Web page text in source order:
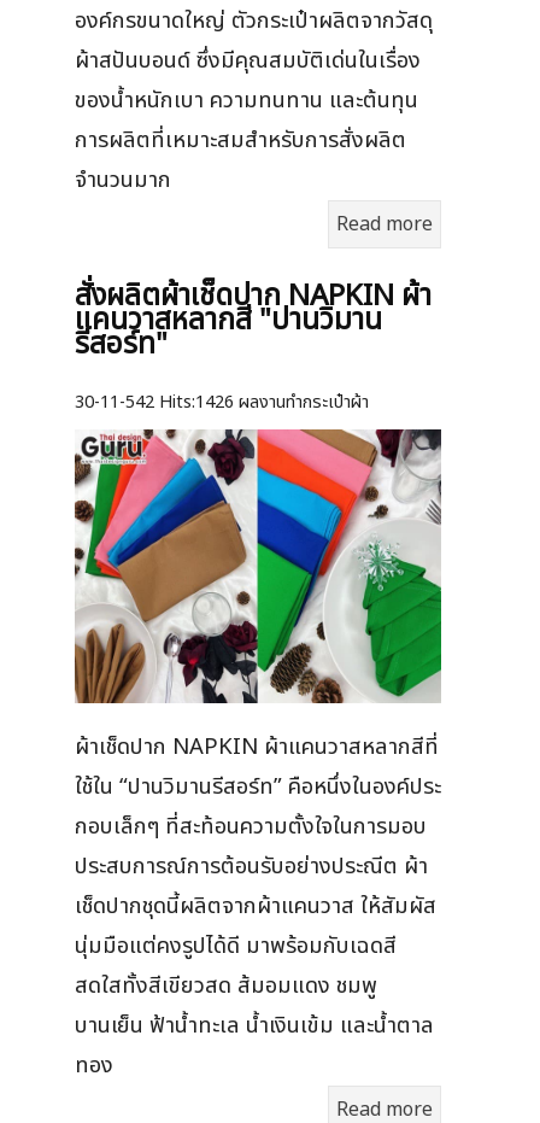
องค์กรขนาดใหญ่ ตัวกระเป๋าผลิตจากวัสดุ
ผ้าสปันบอนด์ ซึ่งมีคุณสมบัติเด่นในเรื่อง
ของน้ำหนักเบา ความทนทาน และต้นทุน
การผลิตที่เหมาะสมสำหรับการสั่งผลิต
จำนวนมาก
Read more
สั่งผลิตผ้าเช็ดปาก NAPKIN ผ้า
แคนวาสหลากสี "ปานวิมาน
รีสอร์ท"
30-11-542 Hits:1426 ผลงานทำกระเป๋าผ้า
ผ้าเช็ดปาก NAPKIN ผ้าแคนวาสหลากสีที่
ใช้ใน “ปานวิมานรีสอร์ท” คือหนึ่งในองค์ประ
กอบเล็กๆ ที่สะท้อนความตั้งใจในการมอบ
ประสบการณ์การต้อนรับอย่างประณีต ผ้า
เช็ดปากชุดนี้ผลิตจากผ้าแคนวาส ให้สัมผัส
นุ่มมือแต่คงรูปได้ดี มาพร้อมกับเฉดสี
สดใสทั้งสีเขียวสด ส้มอมแดง ชมพู
บานเย็น ฟ้าน้ำทะเล น้ำเงินเข้ม และน้ำตาล
ทอง
Read more